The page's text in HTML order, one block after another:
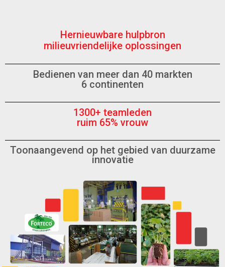
Hernieuwbare hulpbron
milieuvriendelijke oplossingen
Bedienen van meer dan 40 markten
6 continenten
1300+ teamleden
ruim 65% vrouw
Toonaangevend op het gebied van duurzame
innovatie